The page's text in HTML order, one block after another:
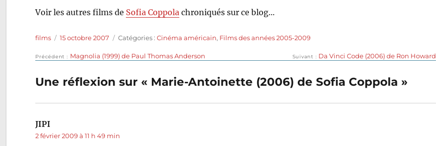
Voir les autres films de Sofia Coppola chroniqués sur ce blog…
Auteur
films
Publié
15 octobre 2007 Catégories
Catégories :Cinéma américain, Films des années 2005-2009
Navigation
de
l’article
Précédent
Publication
Magnolia (1999) de Paul Thomas Anderson Suivant
Publication
Da Vinci Code (2006) de Ron Howard
Une réflexion sur « Marie-Antoinette (2006) de Sofia Coppola »
JIPI
2 février 2009 à 11 h 49 min